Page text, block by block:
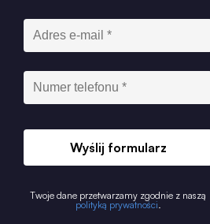
Wyślij formularz
Twoje dane przetwarzamy zgodnie z naszą
polityką prywatności.